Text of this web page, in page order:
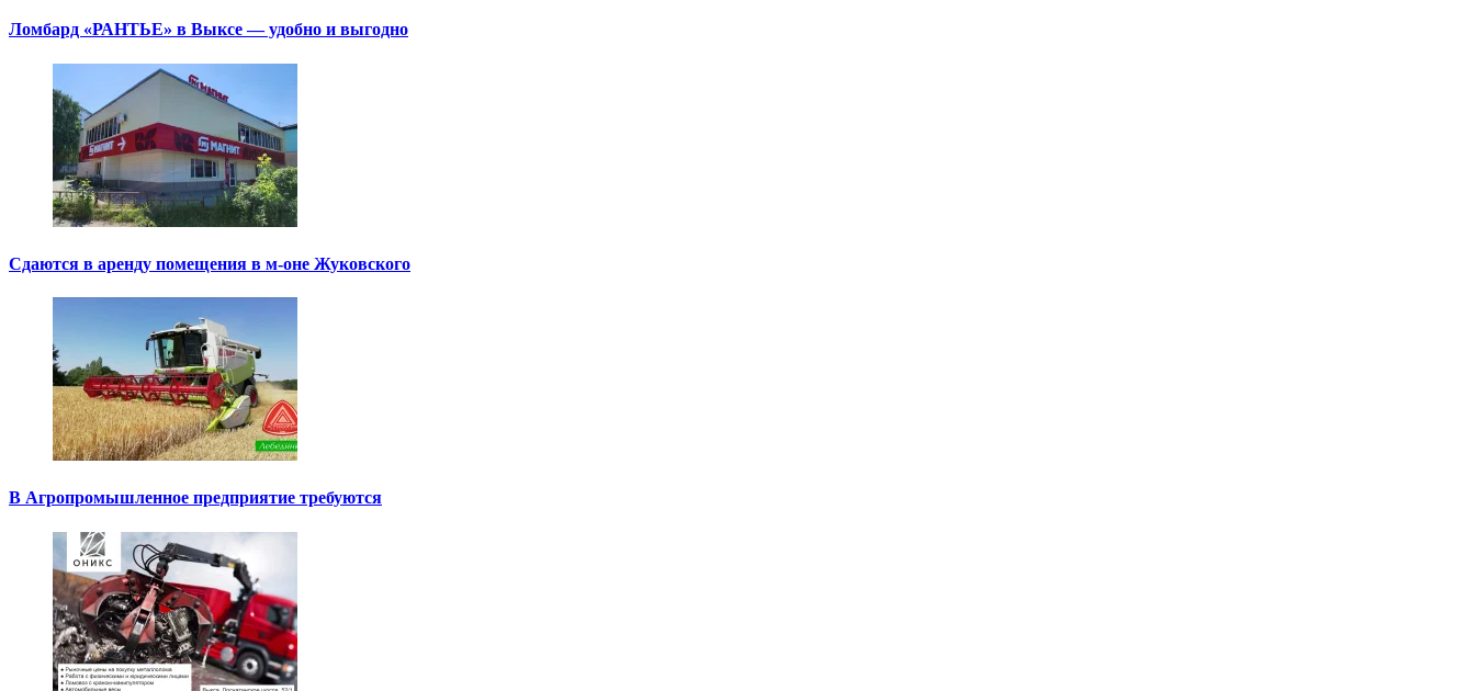
Ломбард «РАНТЬЕ» в Выксе — удобно и выгодно
Сдаются в аренду помещения в м-оне Жуковского
В Агропромышленное предприятие требуются